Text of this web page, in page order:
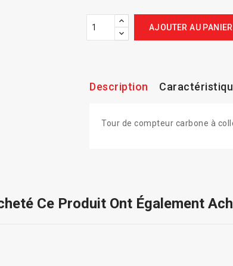
AJOUTER AU PANIER
Description
Tour de compteur carbone à
Ce Produit Ont Également